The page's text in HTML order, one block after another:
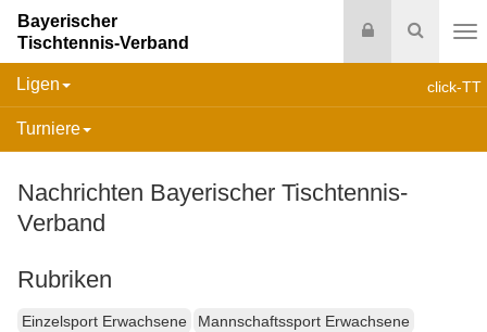
Suche
Login
Bayerischer
Tischtennis-Verband
click-TT
Ligen
Turniere
Nachrichten Bayerischer Tischtennis-
Verband
Rubriken
Einzelsport Erwachsene
Mannschaftssport Erwachsene